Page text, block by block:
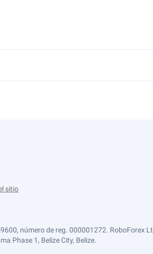
sitio
número de reg. 000001272. RoboForex
Phase 1, Belize City, Belize.